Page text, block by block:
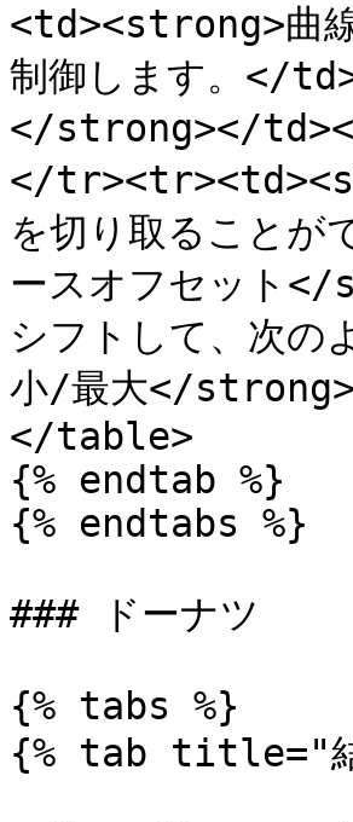
<td><strong>曲
制御します。</
</strong></
</
を切り取ること
ースオフセット
シフトして、次
小/最大</
</table>
{% endtab %}
{% endtabs %}
### ドーナツ
{% tabs %}
{% tab title="